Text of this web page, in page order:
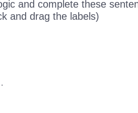
and complete these
and drag the labels)
.